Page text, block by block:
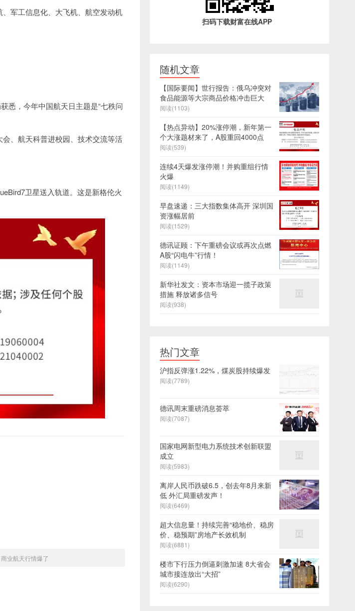
军工信息化、大飞机、航空发动机
悉，今年中国航天日主题是“七秩问
、航天科普进校园、技术交流等活
卫星送入轨道。这是新格伦火
业航天行情爆了
扫码下载财富在线APP
随机文章
【国际要闻】世行报告：俄乌冲突对
食品能源等大宗商品价格冲击巨大
阅读(1103)
【热点异动】20%涨停潮，新年第一
个大涨题材来了，A股重回4000点
阅读(539)
连续4天爆发涨停潮！并购重组行情
火爆
阅读(1149)
早盘速递：三大指数集体高开 深圳国
资涨幅居前
阅读(1529)
德讯证顾：下午重磅会议或再次点燃
A股“闪电牛”行情！
阅读(1149)
新华社发文：资本市场迎一揽子政策
措施 释放诸多信号
阅读(938)
热门文章
沪指反弹涨1.22%，煤炭股持续爆发
阅读(7789)
德讯周末重磅消息荟萃
阅读(7087)
国家电网新型电力系统技术创新联盟
成立
阅读(5983)
离岸人民币跌破6.5，创去年8月来新
低 外汇局重磅发声！
阅读(6469)
超大信息量！持续完善“稳地价、稳房
价、稳预期”房地产长效机制
阅读(6881)
楼市下行压力倒逼刺激加速 8大省会
城市接连放出“大招”
阅读(6290)